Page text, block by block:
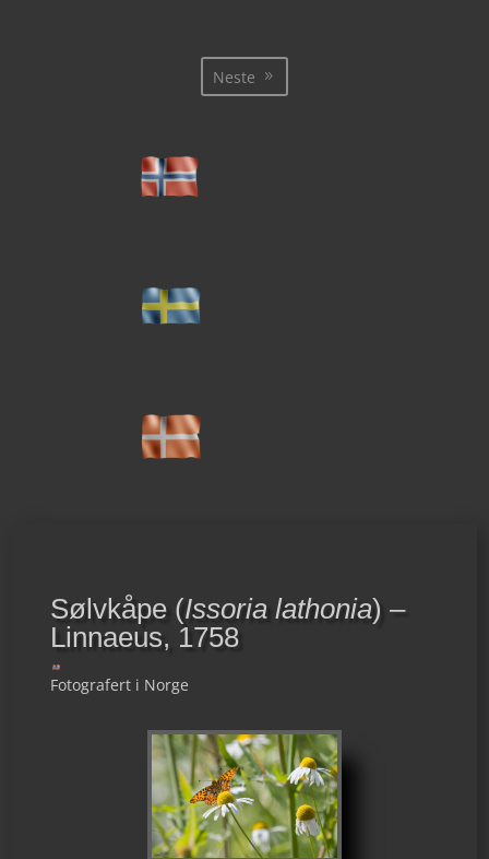
Neste
Sølvkåpe (Issoria lathonia) –
Linnaeus, 1758
Fotografert i Norge